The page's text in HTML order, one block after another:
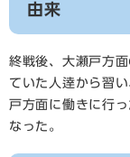
由来
終戦後、大瀬戸方
ていた人逹から習
戸方面に働きに行
なった。